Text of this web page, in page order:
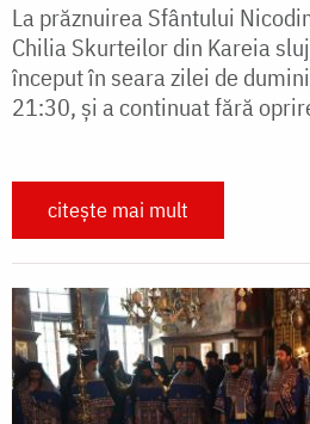
La prăznuirea Sfântului
Chilia Skurteilor din Kareia
început în seara zilei de
21:30, și a continuat fără
citește mai mult